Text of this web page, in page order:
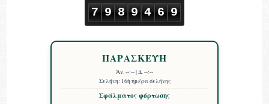
7 9 8 9 4 6 9
ΠΑΡΑΣΚΕΥΗ
Ἀν.--:--| Δ.--:--
Σελήνη: 16ὴ ἡμέρα σελήνης
Σφάλματος φόρτωσης